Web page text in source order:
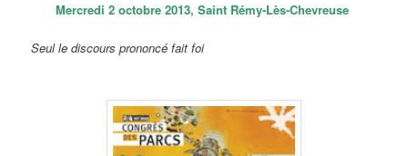
Mercredi 2 octobre 2013, Saint Rémy-Lès-Chevreuse
Seul le discours prononcé fait foi